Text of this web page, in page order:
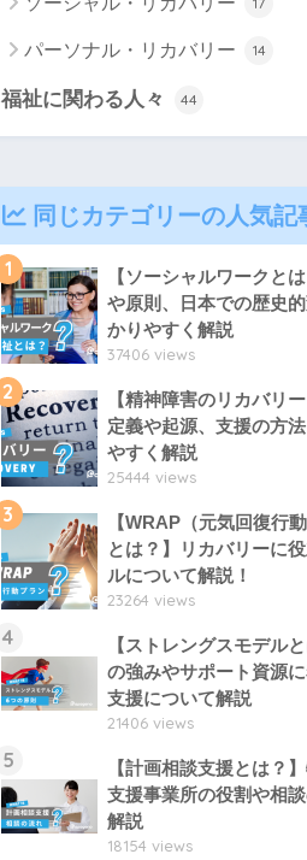
パーソナル・リカバリー 14
福祉に関わる人々 44
同じカテゴリーの人気記
1
【ソーシャルワークと
や原則、日本での歴史
かりやすく解説
37406 views
2
【精神障害のリカバリー
定義や起源、支援の方
やすく解説
25444 views
3
【WRAP（元気回復行動
とは？】リカバリーに
ルについて解説！
23264 views
4
【ストレングスモデル
の強みやサポート資源
支援について解説
21406 views
5
【計画相談支援とは？
支援事業所の役割や相
解説
18154 views